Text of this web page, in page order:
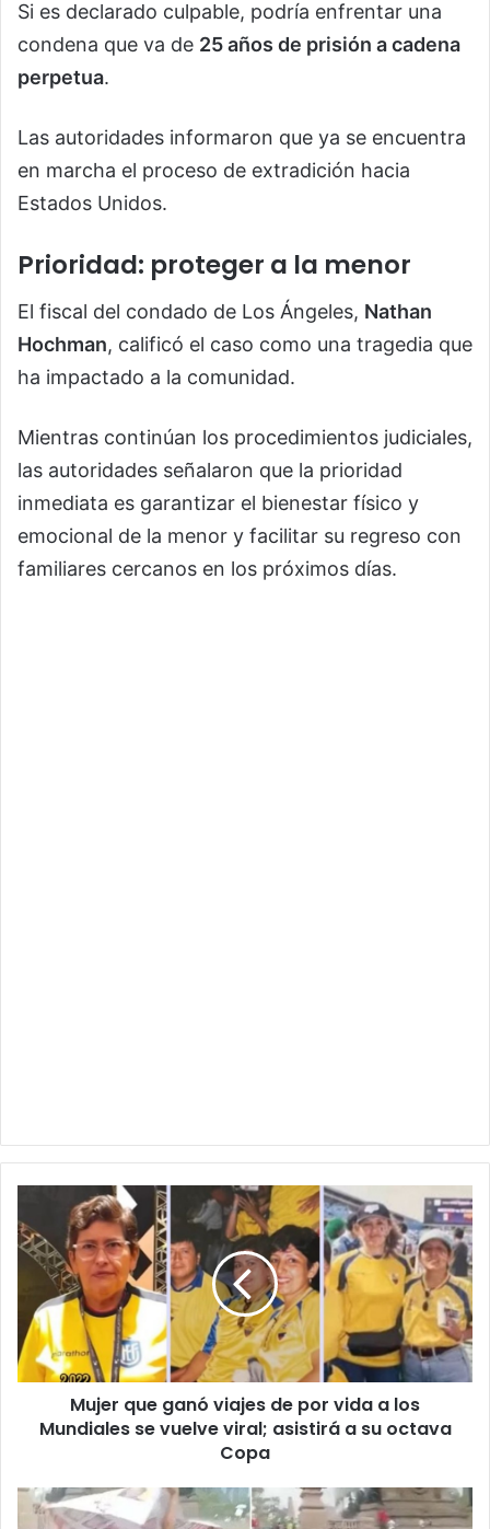
Si es declarado culpable, podría enfrentar una
condena que va de 25 años de prisión a cadena
perpetua.
Las autoridades informaron que ya se encuentra
en marcha el proceso de extradición hacia
Estados Unidos.
Prioridad: proteger a la menor
El fiscal del condado de Los Ángeles, Nathan
Hochman, calificó el caso como una tragedia que
ha impactado a la comunidad.
Mientras continúan los procedimientos judiciales,
las autoridades señalaron que la prioridad
inmediata es garantizar el bienestar físico y
emocional de la menor y facilitar su regreso con
familiares cercanos en los próximos días.
que
ganó
viajes
por
vida
a
los
Mundiales
asistirá
Mujer que ganó viajes de por vida a los
Mundiales se vuelve viral; asistirá a su octava
Copa
Exponen